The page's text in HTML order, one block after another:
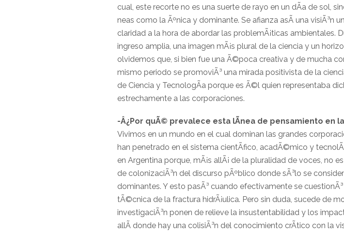
cual, este recorte no es una suerte de rayo en un dÃ­a de sol,
neas como la Ãºnica y dominante. Se afianza asÃ­ una visiÃ³n
claridad a la hora de abordar las problemÃ¡ticas ambientales.
ingreso amplia, una imagen mÃ¡s plural de la ciencia y un
olvidemos que, si bien fue una Ã©poca creativa y de mucha
mismo periodo se promoviÃ³ una mirada positivista de la
de Ciencia y TecnologÃ­a porque es Ã©l quien representaba
estrechamente a las corporaciones.
-Â¿Por quÃ© prevalece esta lÃ­nea de pensamiento en
Vivimos en un mundo en el cual dominan las grandes
han penetrado en el sistema cientÃ­fico, acadÃ©mico y
en Argentina porque, mÃ¡s allÃ¡ de la pluralidad de voces, no
de colonizaciÃ³n del discurso pÃºblico donde sÃ³lo se
dominantes. Y esto pasÃ³ cuando efectivamente se
tÃ©cnica de la fractura hidrÃ¡ulica. Pero sin duda, sucede de
investigaciÃ³n ponen de relieve la insustentabilidad y los
allÃ­ donde hay una colisiÃ³n del conocimiento crÃ­tico con la